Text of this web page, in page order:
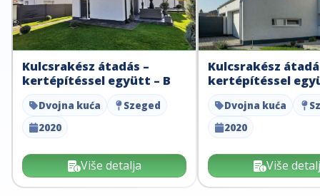
Kulcsrakész átadás –
kertépítéssel együtt – B
Dvojna kuća
Szeged
2020
Više detalja
Kulcsrakész
kertépítéssel
Dvojna kuća
2020
Više